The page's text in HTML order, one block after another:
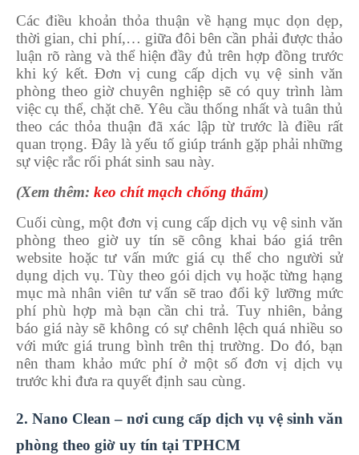
Các điều khoản thỏa thuận về hạng mục dọn dẹp,
thời gian, chi phí,… giữa đôi bên cần phải được thảo
luận rõ ràng và thể hiện đầy đủ trên hợp đồng trước
khi ký kết. Đơn vị cung cấp dịch vụ vệ sinh văn
phòng theo giờ chuyên nghiệp sẽ có quy trình làm
việc cụ thể, chặt chẽ. Yêu cầu thống nhất và tuân thủ
theo các thỏa thuận đã xác lập từ trước là điều rất
quan trọng. Đây là yếu tố giúp tránh gặp phải những
sự việc rắc rối phát sinh sau này.
(Xem thêm: keo chít mạch chống thấm)
Cuối cùng, một đơn vị cung cấp dịch vụ vệ sinh văn
phòng theo giờ uy tín sẽ công khai báo giá trên
website hoặc tư vấn mức giá cụ thể cho người sử
dụng dịch vụ. Tùy theo gói dịch vụ hoặc từng hạng
mục mà nhân viên tư vấn sẽ trao đổi kỹ lưỡng mức
phí phù hợp mà bạn cần chi trả. Tuy nhiên, bảng
báo giá này sẽ không có sự chênh lệch quá nhiều so
với mức giá trung bình trên thị trường. Do đó, bạn
nên tham khảo mức phí ở một số đơn vị dịch vụ
trước khi đưa ra quyết định sau cùng.
2. Nano Clean – nơi cung cấp dịch vụ vệ sinh văn
phòng theo giờ uy tín tại TPHCM